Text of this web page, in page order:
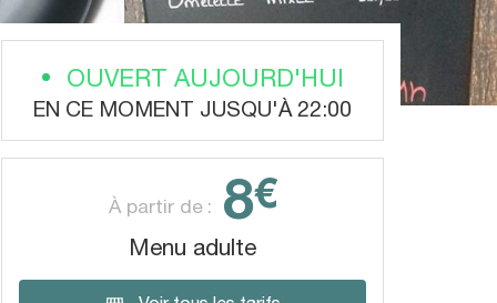
OUVERT AUJOURD'HUI
EN CE MOMENT JUSQU'À 22:00
À partir de : 8€
Menu adulte